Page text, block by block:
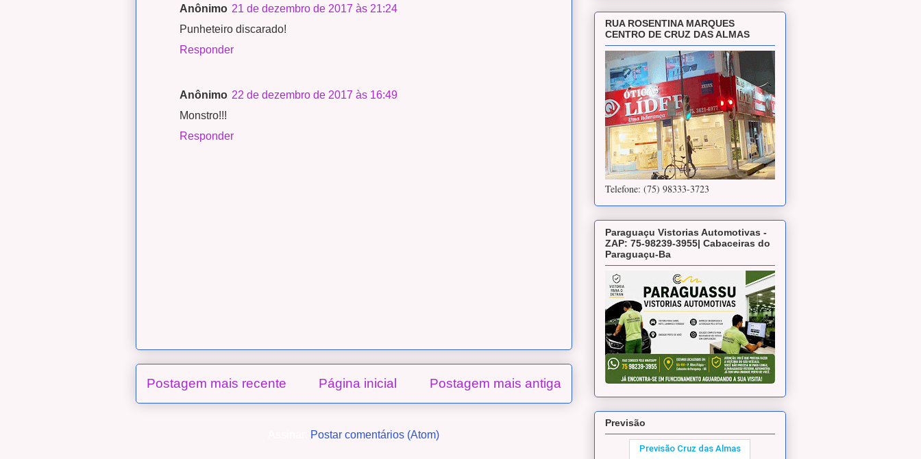
Anônimo 21 de dezembro de 2017 às 21:24
Punheteiro discarado!
Responder
Anônimo 22 de dezembro de 2017 às 16:49
Monstro!!!
Responder
Postagem mais recente Postagem mais antiga
Página inicial
Postar comentários (Atom)
RUA ROSENTINA MARQUES
CENTRO DE CRUZ DAS ALMAS
Telefone: (75) 98333-3723
Paraguaçu Vistorias Automotivas -
ZAP: 75-98239-3955| Cabaceiras do
Paraguaçu-Ba
Previsão